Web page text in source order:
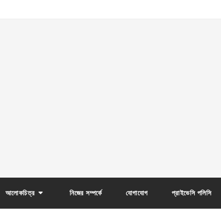
আলোকচিত্র নিজের সম্পর্কে যোগাযোগ প্রাইভেসি পলিসি